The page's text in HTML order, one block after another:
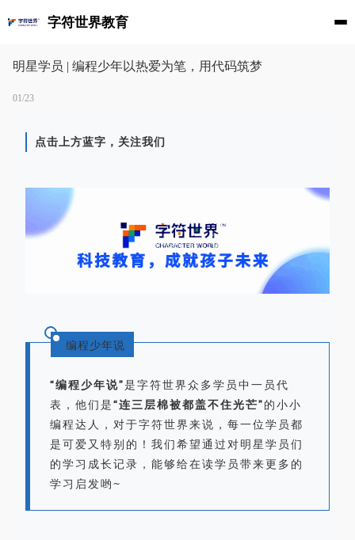
字符世界教育
明星学员 | 编程少年以热爱为笔，用代码筑梦
01/23
点击上方蓝字，关注我们
编程少年说
“编程少年说”是字符世界众多学员中一员代
表，他们是“连三层棉被都盖不住光芒”的小小
编程达人，对于字符世界来说，每一位学员都
是可爱又特别的！我们希望通过对明星学员们
的学习成长记录，能够给在读学员带来更多的
学习启发哟~